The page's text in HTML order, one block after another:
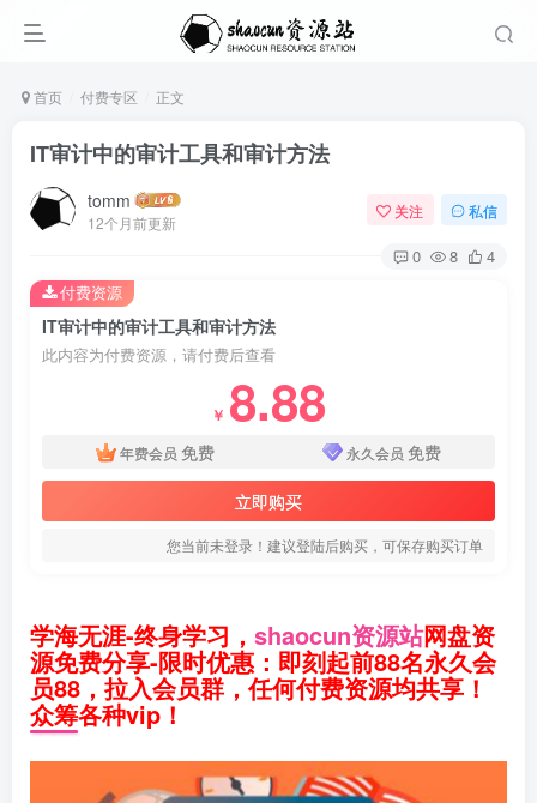
首页 付费专区 正文
IT审计中的审计工具和审计方法
tomm
12个月前更新
关注 私信
0 8 4
IT审计中的审计工具和审计方法
此内容为付费资源，请付费后查看
￥ 8.88
年费会员 免费 永久会员 免费
立即购买
您当前未登录！建议登陆后购买，可保存购买订单
付费资源
学海无涯-终身学习， shaocun资源站网盘资
源免费分享-限时优惠：即刻起前88名永久会
员88，拉入会员群，任何付费资源均共享！
众筹各种vip！